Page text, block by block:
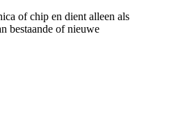
of chip en dient alleen als
bestaande of nieuwe